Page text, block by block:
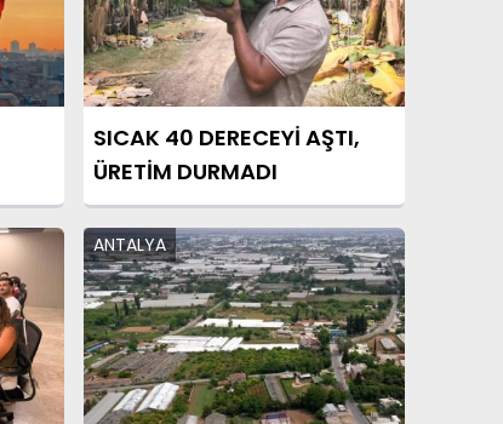
SICAK 40 DERECEYİ AŞTI,
ÜRETİM DURMADI
ANTALYA